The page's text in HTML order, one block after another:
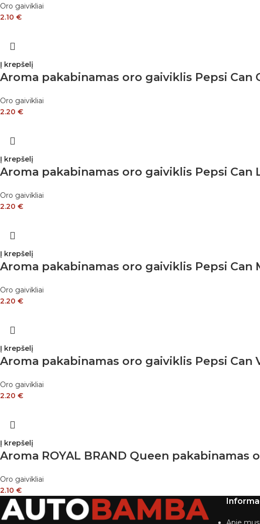
Oro gaivikliai
2.10 €
Į krepšelį
Aroma pakabinamas oro gaiviklis Pepsi Can
Oro gaivikliai
2.20 €
Į krepšelį
Aroma pakabinamas oro gaiviklis Pepsi Can
Oro gaivikliai
2.20 €
Į krepšelį
Aroma pakabinamas oro gaiviklis Pepsi Can
Oro gaivikliai
2.20 €
Į krepšelį
Aroma pakabinamas oro gaiviklis Pepsi Can
Oro gaivikliai
2.20 €
Į krepšelį
Aroma ROYAL BRAND Queen pakabinamas
Oro gaivikliai
2.10 €